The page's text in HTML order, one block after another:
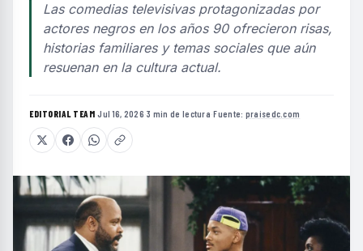
Las comedias televisivas protagonizadas por
actores negros en los años 90 ofrecieron risas,
historias familiares y temas sociales que aún
resuenan en la cultura actual.
EDITORIAL TEAM·Jul 16, 2026·3 min de lectura·Fuente: praisedc.com